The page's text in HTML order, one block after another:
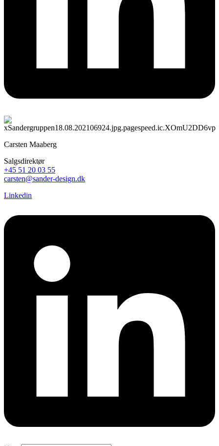
Carsten Maaberg
Salgsdirektør
+45 51 20 03 55
carsten@sander-design.dk
Linkedin